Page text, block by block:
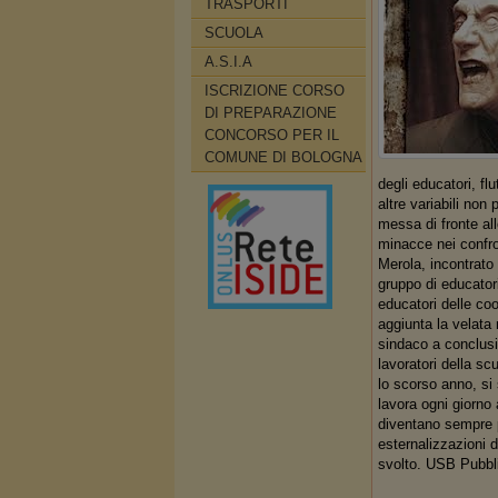
TRASPORTI
SCUOLA
A.S.I.A
ISCRIZIONE CORSO
DI PREPARAZIONE
CONCORSO PER IL
COMUNE DI BOLOGNA
degli educatori,
altre variabili non
messa di fronte
minacce nei
Merola,
gruppo di
educatori delle
aggiunta la velata
sindaco a
lavoratori della
lo scorso anno,
lavora ogni
diventano
esternalizzazioni
svolto. USB